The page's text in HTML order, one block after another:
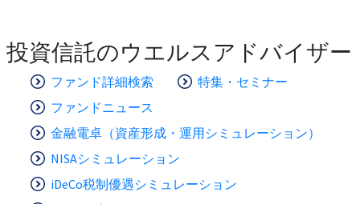
投資信託のウエルスアドバイザー
ファンド詳細検索
特集・セミナー
ファンドニュース
金融電卓（資産形成・運用シミュレーション）
NISAシミュレーション
iDeCo税制優遇シミュレーション